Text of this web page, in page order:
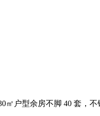
户型余房不脚 40 套，不